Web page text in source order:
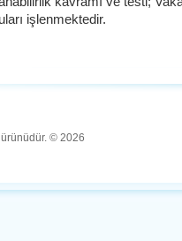
işlenmektedir.
ürünüdür. © 2026